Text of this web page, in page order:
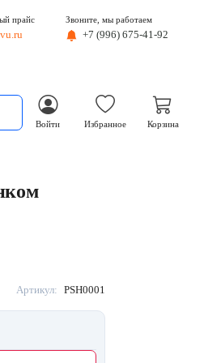
прайс Звоните, мы работаем
+7 (996) 675-41-92
Войти Избранное Корзина
Артикул: PSH0001